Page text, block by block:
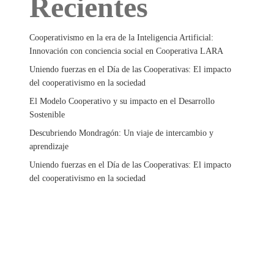
Recientes
Cooperativismo en la era de la Inteligencia Artificial:
Innovación con conciencia social en Cooperativa LARA
Uniendo fuerzas en el Día de las Cooperativas: El impacto
del cooperativismo en la sociedad
El Modelo Cooperativo y su impacto en el Desarrollo
Sostenible
Descubriendo Mondragón: Un viaje de intercambio y
aprendizaje
Uniendo fuerzas en el Día de las Cooperativas: El impacto
del cooperativismo en la sociedad